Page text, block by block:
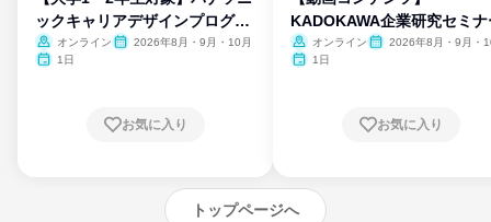
ックキャリアデザインプログラ
ム
オンライン
2026年8月・9月・10月
1日
お気に入り
KADOKAWA企業研究セミナ
オンライン
2026年8月・9月・
1日
お気に入り
トップページへ